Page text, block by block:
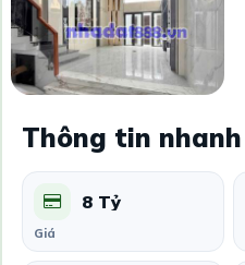
Thông tin nhanh
8 Tỷ
Giá